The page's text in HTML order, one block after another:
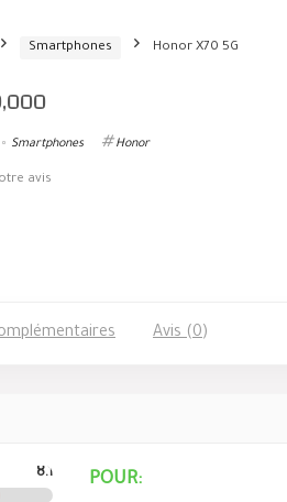
Smartphones Honor X70 5G
Smartphones Honor
avis
Avis (0)
8.1 POUR: